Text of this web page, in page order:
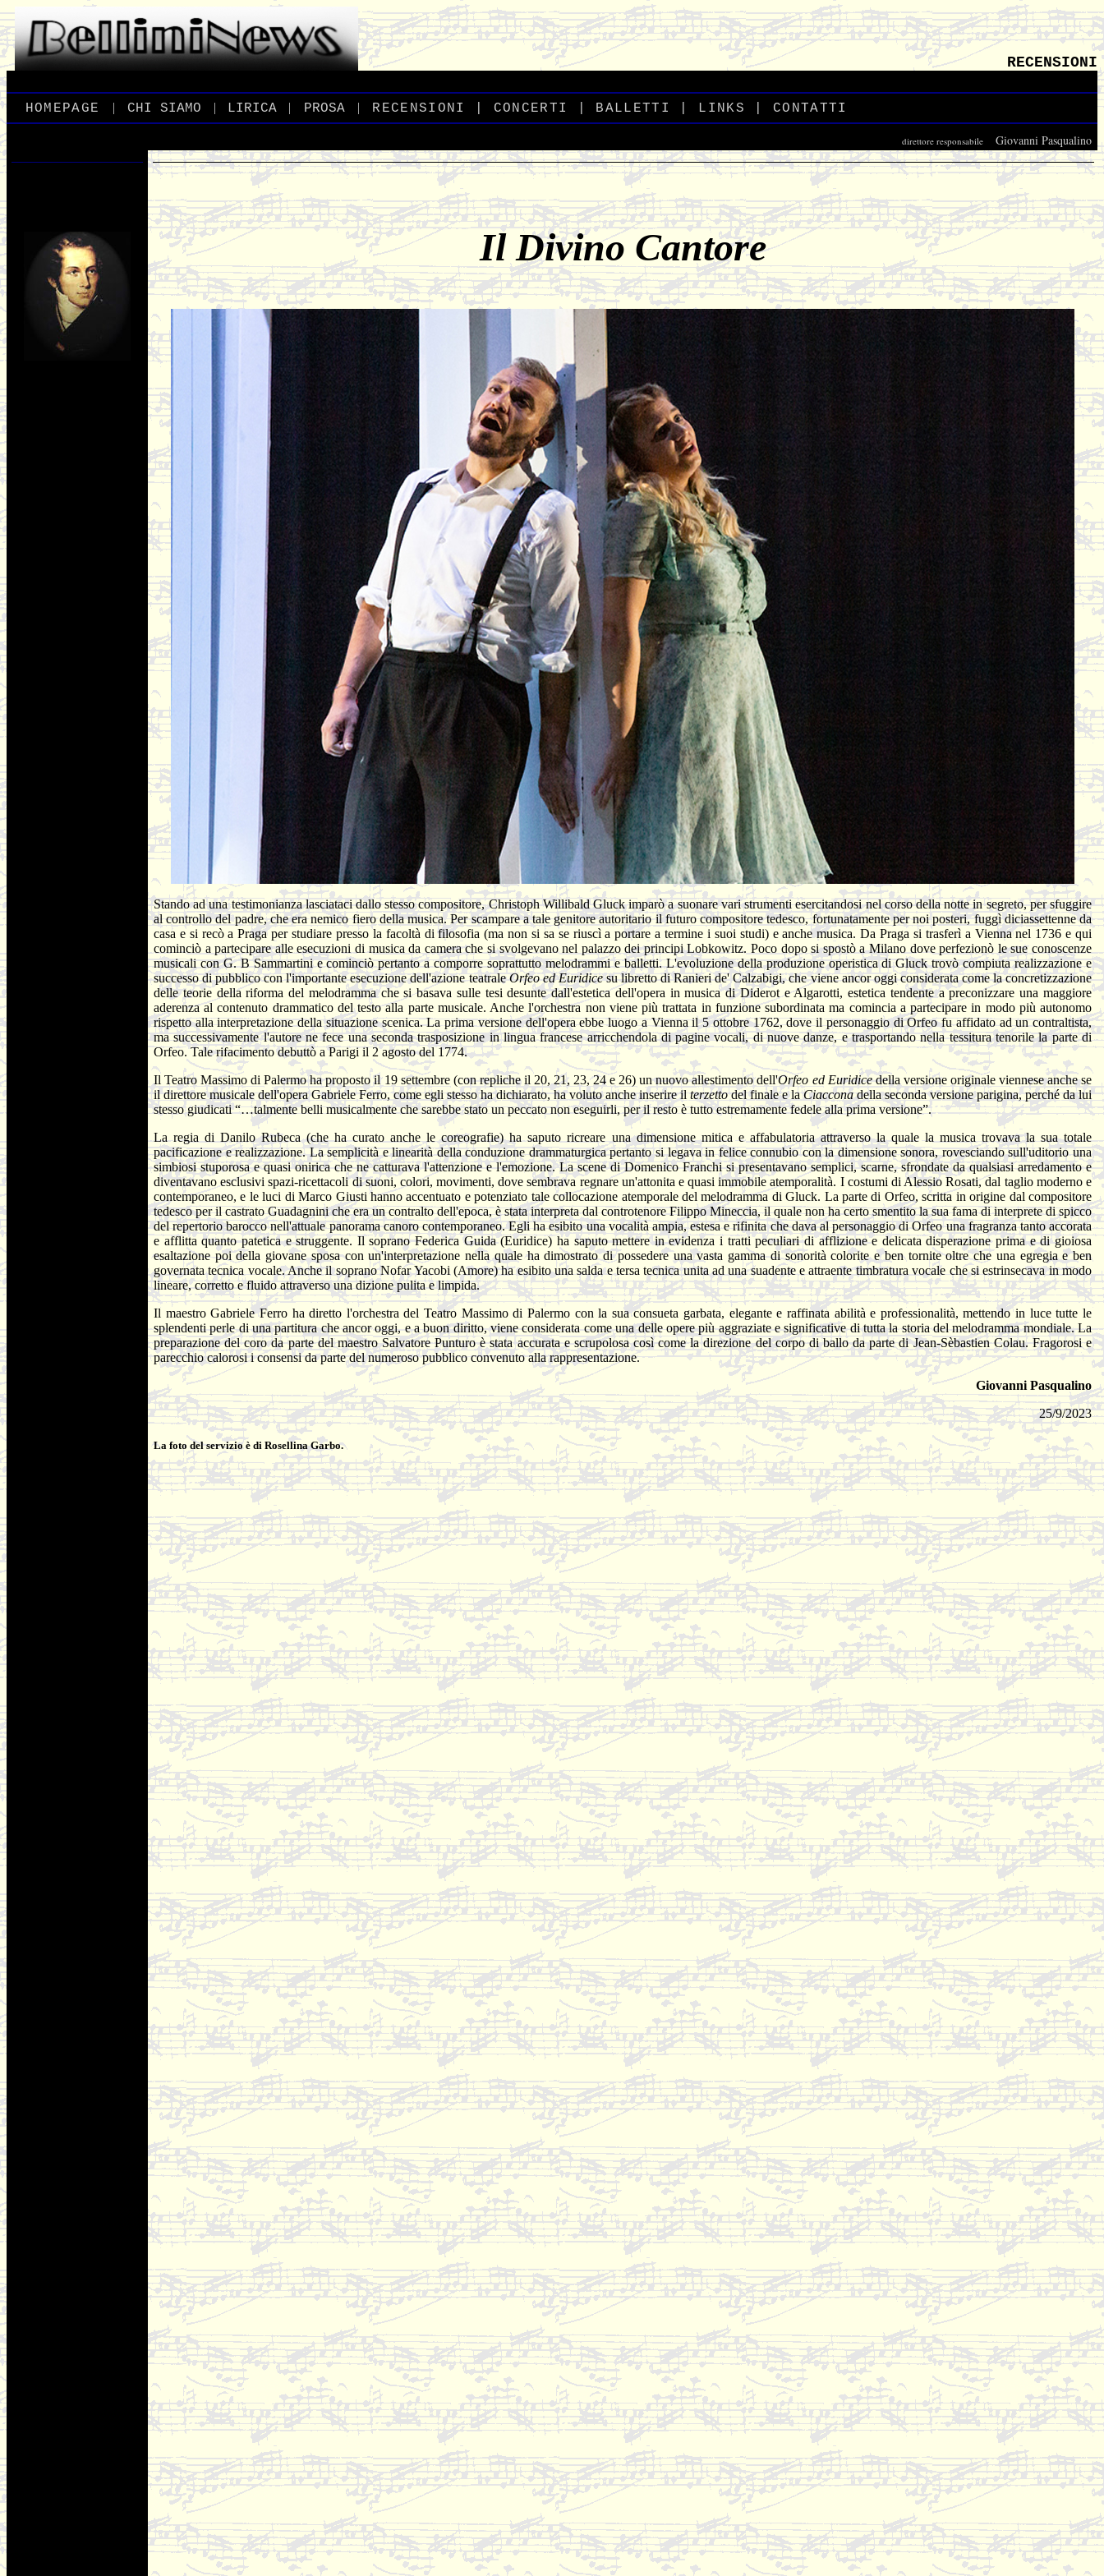
RECENSIONI
HOMEPAGE | CHI _SIAMO | LIRICA | PROSA_ | RECENSIONI CONCERTI BALLETTI LINKS CONTATTI
direttore responsabile Giovanni Pasqualino
Il Divino Cantore
Stando ad una testimonianza lasciataci dallo stesso compositore, Christoph Willibald Gluck imparò a suonare vari strumenti esercitandosi nel corso della notte in segreto, per sfuggire
al controllo del padre, che era nemico fiero della musica. Per scampare a tale genitore autoritario il futuro compositore tedesco, fortunatamente per noi posteri, fuggì diciassettenne da
casa e si recò a Praga per studiare presso la facoltà di filosofia (ma non si sa se riuscì a portare a termine i suoi studi) e anche musica. Da Praga si trasferì a Vienna nel 1736 e qui
cominciò a partecipare alle esecuzioni di musica da camera che si svolgevano nel palazzo dei principi Lobkowitz. Poco dopo si spostò a Milano dove perfezionò le sue conoscenze
musicali con G. B Sammartini e cominciò pertanto a comporre soprattutto melodrammi e balletti. L'evoluzione della produzione operistica di Gluck trovò compiuta realizzazione e
successo di pubblico con l'importante esecuzione dell'azione teatraleOrfeo ed Euridicesu libretto di Ranieri de' Calzabigi, che viene ancor oggi considerata come la concretizzazione
delle teorie della riforma del melodramma che si basava sulle tesi desunte dall'estetica dell'opera in musica di Diderot e Algarotti, estetica tendente a preconizzare una maggiore
aderenza al contenuto drammatico del testo alla parte musicale. Anche l'orchestra non viene più trattata in funzione subordinata ma comincia a partecipare in modo più autonomo
rispetto alla interpretazione della situazione scenica. La prima versione dell'opera ebbe luogo a Vienna il 5 ottobre 1762, dove il personaggio di Orfeo fu affidato ad un contraltista,
ma successivamente l'autore ne fece una seconda trasposizione in lingua francese arricchendola di pagine vocali, di nuove danze, e trasportando nella tessitura tenorile la parte di
Orfeo. Tale rifacimento debuttò a Parigi il 2 agosto del 1774.
Il Teatro Massimo di Palermo ha proposto il 19 settembre (con repliche il 20, 21, 23, 24 e 26) un nuovo allestimento dell'Orfeo ed Euridicedella versione originale viennese anche se
il direttore musicale dell'opera Gabriele Ferro, come egli stesso ha dichiarato, ha voluto anche inserire ilterzettodel finale e laCiacconadella seconda versione parigina, perché da lui
stesso giudicati “…talmente belli musicalmente che sarebbe stato un peccato non eseguirli, per il resto è tutto estremamente fedele alla prima versione”.
La regia di Danilo Rubeca (che ha curato anche le coreografie) ha saputo ricreare una dimensione mitica e affabulatoria attraverso la quale la musica trovava la sua totale
pacificazione e realizzazione. La semplicità e linearità della conduzione drammaturgica pertanto si legava in felice connubio con la dimensione sonora, rovesciando sull'uditorio una
simbiosi stuporosa e quasi onirica che ne catturava l'attenzione e l'emozione. La scene di Domenico Franchi si presentavano semplici, scarne, sfrondate da qualsiasi arredamento e
diventavano esclusivi spazi-ricettacoli di suoni, colori, movimenti, dove sembrava regnare un'attonita e quasi immobile atemporalità. I costumi di Alessio Rosati, dal taglio moderno e
contemporaneo, e le luci di Marco Giusti hanno accentuato e potenziato tale collocazione atemporale del melodramma di Gluck. La parte di Orfeo, scritta in origine dal compositore
tedesco per il castrato Guadagnini che era un contralto dell'epoca, è stata interpreta dal controtenore Filippo Mineccia, il quale non ha certo smentito la sua fama di interprete di spicco
del repertorio barocco nell'attuale panorama canoro contemporaneo. Egli ha esibito una vocalità ampia, estesa e rifinita che dava al personaggio di Orfeo una fragranza tanto accorata
e afflitta quanto patetica e struggente. Il soprano Federica Guida (Euridice) ha saputo mettere in evidenza i tratti peculiari di afflizione e delicata disperazione prima e di gioiosa
esaltazione poi della giovane sposa con un'interpretazione nella quale ha dimostrato di possedere una vasta gamma di sonorità colorite e ben tornite oltre che una egregia e ben
governata tecnica vocale. Anche il soprano Nofar Yacobi (Amore) ha esibito una salda e tersa tecnica unita ad una suadente e attraente timbratura vocale che si estrinsecava in modo
lineare, corretto e fluido attraverso una dizione pulita e limpida.
Il maestro Gabriele Ferro ha diretto l'orchestra del Teatro Massimo di Palermo con la sua consueta garbata, elegante e raffinata abilità e professionalità, mettendo in luce tutte le
splendenti perle di una partitura che ancor oggi, e a buon diritto, viene considerata come una delle opere più aggraziate e significative di tutta la storia del melodramma mondiale. La
preparazione del coro da parte del maestro Salvatore Punturo è stata accurata e scrupolosa così come la direzione del corpo di ballo da parte di Jean-Sèbastien Colau. Fragorosi e
parecchio calorosi i consensi da parte del numeroso pubblico convenuto alla rappresentazione.
Giovanni Pasqualino
25/9/2023
La foto del servizio è di Rosellina Garbo.